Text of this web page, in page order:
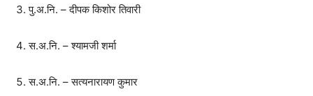
पु.अ.नि. – दीपक किशोर तिवारी
स.अ.नि. – श्यामजी शर्मा
स.अ.नि. – सत्यनारायण कुमार